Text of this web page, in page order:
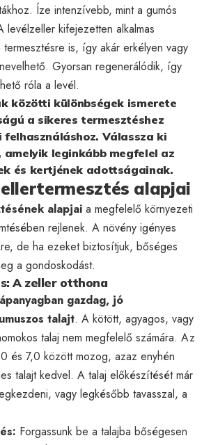
Íze intenzívebb, mint a gumós
levélzeller kifejezetten alkalmas
is, így akár erkélyen vagy
Gyorsan regenerálódik, így
róla a levél.
közötti különbségek ismerete
a sikeres termesztéshez
felhasználáshoz. Válassza ki
leginkább megfelel az
és kertjének adottságainak.
alapjai
alapjai a megfelelő környezeti
rejlenek. A növény igényes
de ha ezeket biztosítjuk, bőséges
a gondoskodást.
A zeller otthona
gazdag, jó
talajt. A kötött, agyagos, vagy
talaj nem megfelelő számára. Az
és 7,0 között mozog, azaz enyhén
talajt kedvel. A talaj előkészítését már
vagy legkésőbb tavasszal, a
Forgassunk be a talajba bőségesen